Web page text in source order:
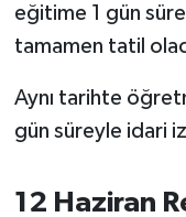
eğitime 1 gün
tamamen tatil
Aynı tarihte
gün süreyle idari
12 Haziran